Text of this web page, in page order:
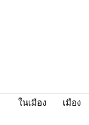
ในเมือง เมือง